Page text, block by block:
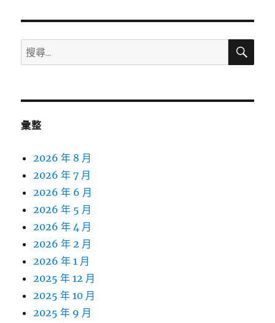
搜
尋
鍵
搜
彙整
2026 年 8 月
2026 年 7 月
2026 年 6 月
2026 年 5 月
2026 年 4 月
2026 年 2 月
2026 年 1 月
2025 年 12 月
2025 年 10 月
2025 年 9 月